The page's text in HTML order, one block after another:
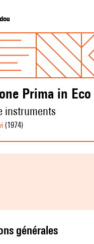
Prima in Eco
instruments
(1974)
générales